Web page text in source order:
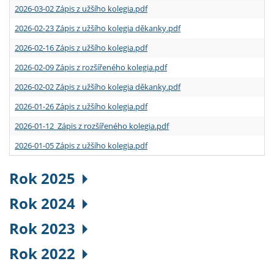
2026-03-02 Zápis z užšího kolegia.pdf
2026-02-23 Zápis z užšího kolegia děkanky.pdf
2026-02-16 Zápis z užšího kolegia.pdf
2026-02-09 Zápis z rozšířeného kolegia.pdf
2026-02-02 Zápis z užšího kolegia děkanky.pdf
2026-01-26 Zápis z užšího kolegia.pdf
2026-01-12 Zápis z rozšířeného kolegia.pdf
2026-01-05 Zápis z užšího kolegia.pdf
Rok 2025
Rok 2024
Rok 2023
Rok 2022